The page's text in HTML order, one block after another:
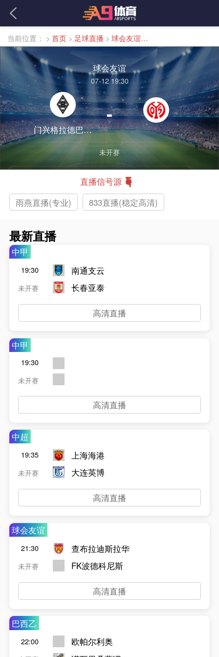
当前位置： > 首页 > 足球直播 > 球会友谊直播
球会友谊
07-12 19:30
门兴格拉德巴赫女足
-
未开赛
直播信号源
雨燕直播(专业)
833直播(稳定高清)
最新直播
中甲
19:30
未开赛
南通支云
长春亚泰
高清直播
中甲
19:30
未开赛
高清直播
中超
19:35
未开赛
上海海港
大连英博
高清直播
球会友谊
21:30
未开赛
查布拉迪斯拉华
FK波德科尼斯
高清直播
巴西乙
22:00
欧帕尔利奥